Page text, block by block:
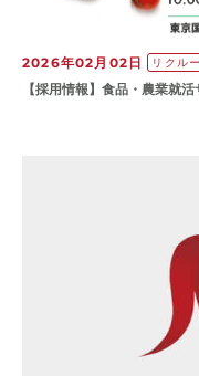
2026年02月02日 リクル
【採用情報】食品・農業就